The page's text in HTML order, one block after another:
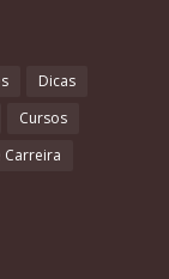
Dicas
Cursos
Carreira